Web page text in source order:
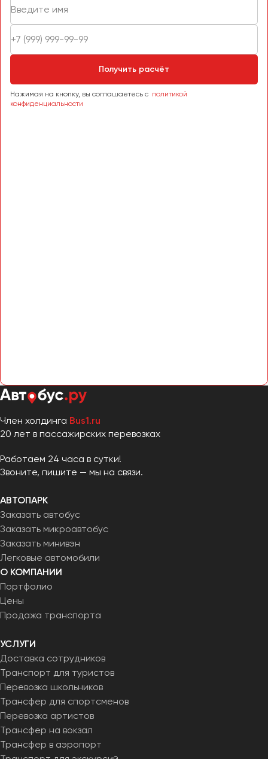
Получить расчёт
Нажимая на кнопку, вы соглашаетесь с политикой
конфиденциальности
Член холдинга Bus1.ru
20 лет в пассажирских перевозках
Работаем 24 часа в сутки!
Звоните, пишите — мы на связи.
АВТОПАРК
Заказать автобус
Заказать микроавтобус
Заказать минивэн
Легковые автомобили
О КОМПАНИИ
Портфолио
Цены
Продажа транспорта
УСЛУГИ
Доставка сотрудников
Транспорт для туристов
Перевозка школьников
Трансфер для спортсменов
Перевозка артистов
Трансфер на вокзал
Трансфер в аэропорт